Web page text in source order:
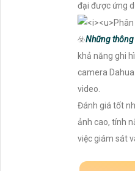
đại được ứng
☣️Những
khả năng ghi
camera
video.
Đánh giá tốt
ảnh cao, tính
việc giám sát